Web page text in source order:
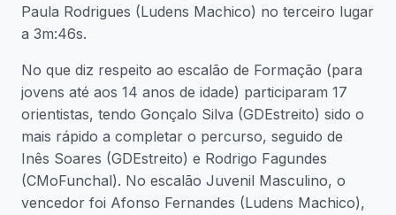
Paula Rodrigues (Ludens Machico) no terceiro lugar
a 3m:46s.
No que diz respeito ao escalão de Formação (para
jovens até aos 14 anos de idade) participaram 17
orientistas, tendo Gonçalo Silva (GDEstreito) sido o
mais rápido a completar o percurso, seguido de
Inês Soares (GDEstreito) e Rodrigo Fagundes
(CMoFunchal). No escalão Juvenil Masculino, o
vencedor foi Afonso Fernandes (Ludens Machico),